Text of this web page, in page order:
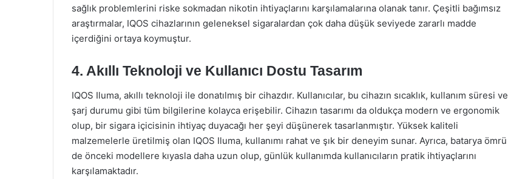
sağlık problemlerini riske sokmadan nikotin ihtiyaçlarını karşılamalarına olanak tanır. Çeşitli bağımsız
araştırmalar, IQOS cihazlarının geleneksel sigaralardan çok daha düşük seviyede zararlı madde
içerdiğini ortaya koymuştur.
4. Akıllı Teknoloji ve Kullanıcı Dostu Tasarım
IQOS Iluma, akıllı teknoloji ile donatılmış bir cihazdır. Kullanıcılar, bu cihazın sıcaklık, kullanım süresi ve
şarj durumu gibi tüm bilgilerine kolayca erişebilir. Cihazın tasarımı da oldukça modern ve ergonomik
olup, bir sigara içicisinin ihtiyaç duyacağı her şeyi düşünerek tasarlanmıştır. Yüksek kaliteli
malzemelerle üretilmiş olan IQOS Iluma, kullanımı rahat ve şık bir deneyim sunar. Ayrıca, batarya ömrü
de önceki modellere kıyasla daha uzun olup, günlük kullanımda kullanıcıların pratik ihtiyaçlarını
karşılamaktadır.